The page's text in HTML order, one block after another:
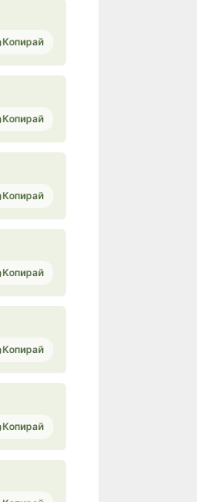
Копирай
Копирай
Копирай
Копирай
Копирай
Копирай